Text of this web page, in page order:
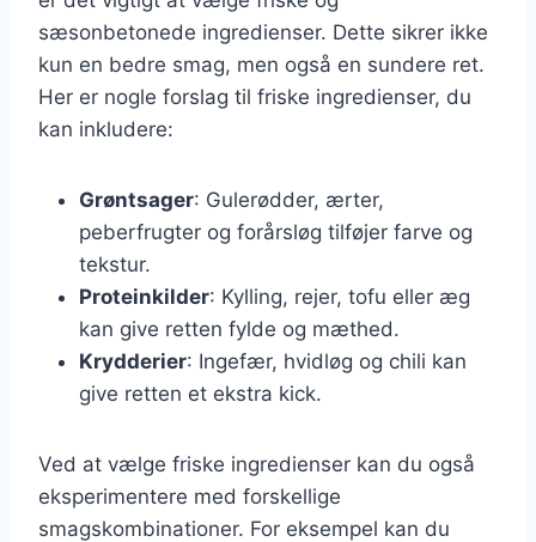
sæsonbetonede ingredienser. Dette sikrer ikke
kun en bedre smag, men også en sundere ret.
Her er nogle forslag til friske ingredienser, du
kan inkludere:
Grøntsager: Gulerødder, ærter,
peberfrugter og forårsløg tilføjer farve og
tekstur.
Proteinkilder: Kylling, rejer, tofu eller æg
kan give retten fylde og mæthed.
Krydderier: Ingefær, hvidløg og chili kan
give retten et ekstra kick.
Ved at vælge friske ingredienser kan du også
eksperimentere med forskellige
smagskombinationer. For eksempel kan du